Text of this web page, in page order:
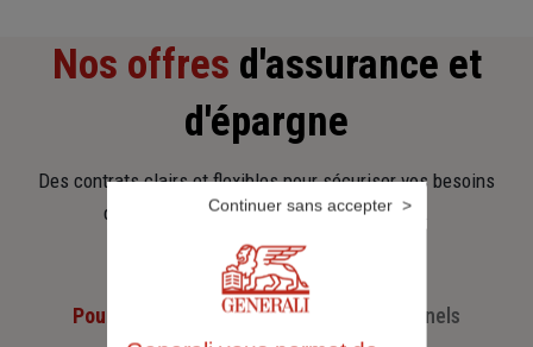
Nos offres d'assurance et
d'épargne
Des contrats clairs et flexibles pour sécuriser vos besoins
d’aujourd’hui et anticiper ceux de demain.
Pour les particuliersPour les professionnels
Continuer sans accepter